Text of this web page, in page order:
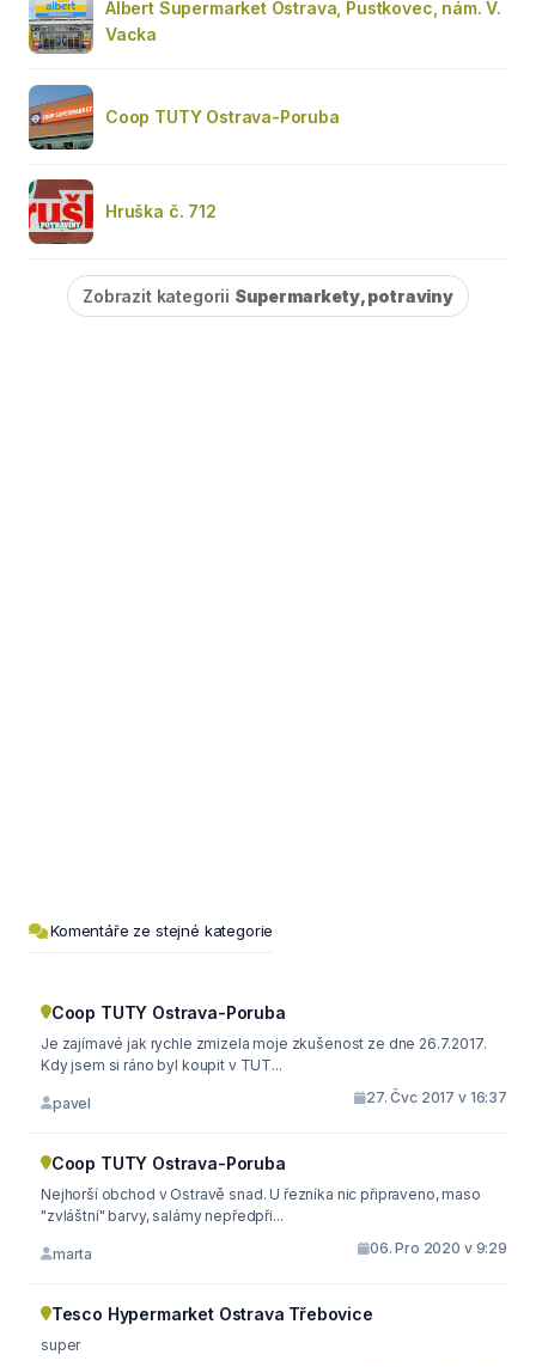
Albert Supermarket Ostrava, Pustkovec, nám. V.
Vacka
Coop TUTY Ostrava-Poruba
Hruška č. 712
Zobrazit kategorii Supermarkety, potraviny
Komentáře ze stejné kategorie
Coop TUTY Ostrava-Poruba
Je zajímavé jak rychle zmizela moje zkušenost ze dne 26.7.2017.
Kdy jsem si ráno byl koupit v TUT...
pavel 27. Čvc 2017 v 16:37
Coop TUTY Ostrava-Poruba
Nejhorší obchod v Ostravě snad. U řezníka nic připraveno, maso
"zvláštní" barvy, salámy nepředpři...
marta 06. Pro 2020 v 9:29
Tesco Hypermarket Ostrava Třebovice
super